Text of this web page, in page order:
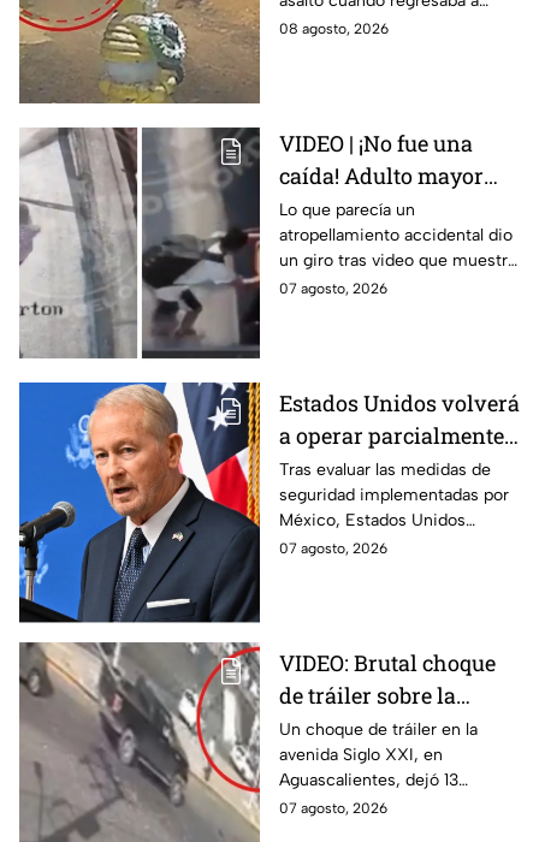
asalto en Amozoc,
Puebla
casa; familiares y amigos la
08 agosto, 2026
VIDEO | ¡No fue una
caída! Adulto mayor
muere atropellado por
tráiler; joven lo empujó
en Monterrey
Lo que parecía un
atropellamiento accidental dio
un giro tras video que muestra
cómo un joven empujó a
07 agosto, 2026
Estados Unidos volverá
a operar parcialmente
en Michoacán tras
suspensión por
motivos de seguridad
Tras evaluar las medidas de
seguridad implementadas por
México, Estados Unidos
reanudará parcialmente sus
07 agosto, 2026
VIDEO: Brutal choque
de tráiler sobre la
avenida Siglo XXI en
Aguascalientes deja
varios heridos y
destrozos
Un choque de tráiler en la
avenida Siglo XXI, en
Aguascalientes, dejó 13
heridos y varios vehículos
07 agosto, 2026